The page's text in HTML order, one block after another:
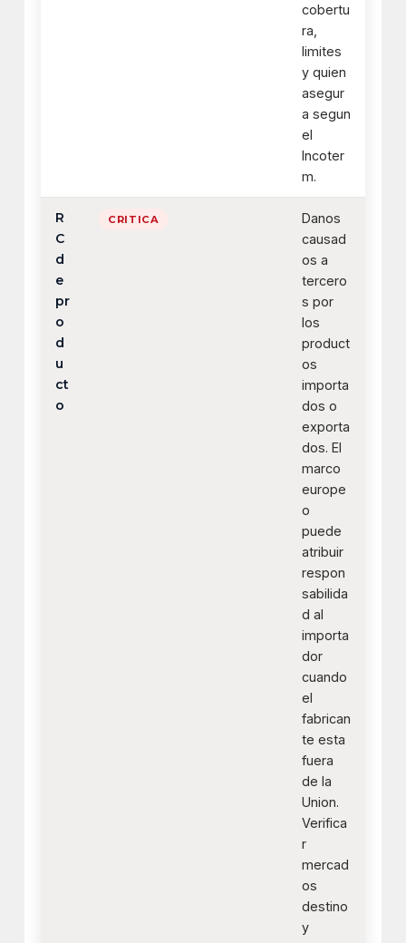
cobertu
ra,
limites
y quien
asegur
a segun
el
Incoter
m.
R
C
d
e
pr
o
d
u
ct
o
CRITICA
Danos
causad
os a
tercero
s por
los
product
os
importa
dos o
exporta
dos. El
marco
europe
o
puede
atribuir
respon
sabilida
d al
importa
dor
cuando
el
fabrican
te esta
fuera
de la
Union.
Verifica
r
mercad
os
destino
y